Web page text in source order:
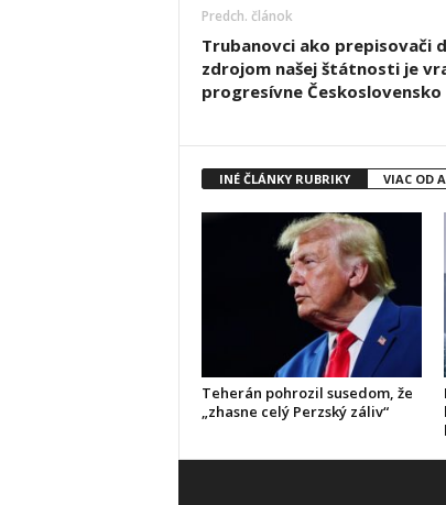
Predch. článok
Trubanovci ako prepisovači
zdrojom našej štátnosti je
progresívne Československo
INÉ ČLÁNKY RUBRIKY VIAC OD
Teherán pohrozil susedom, že
„zhasne celý Perzský záliv“